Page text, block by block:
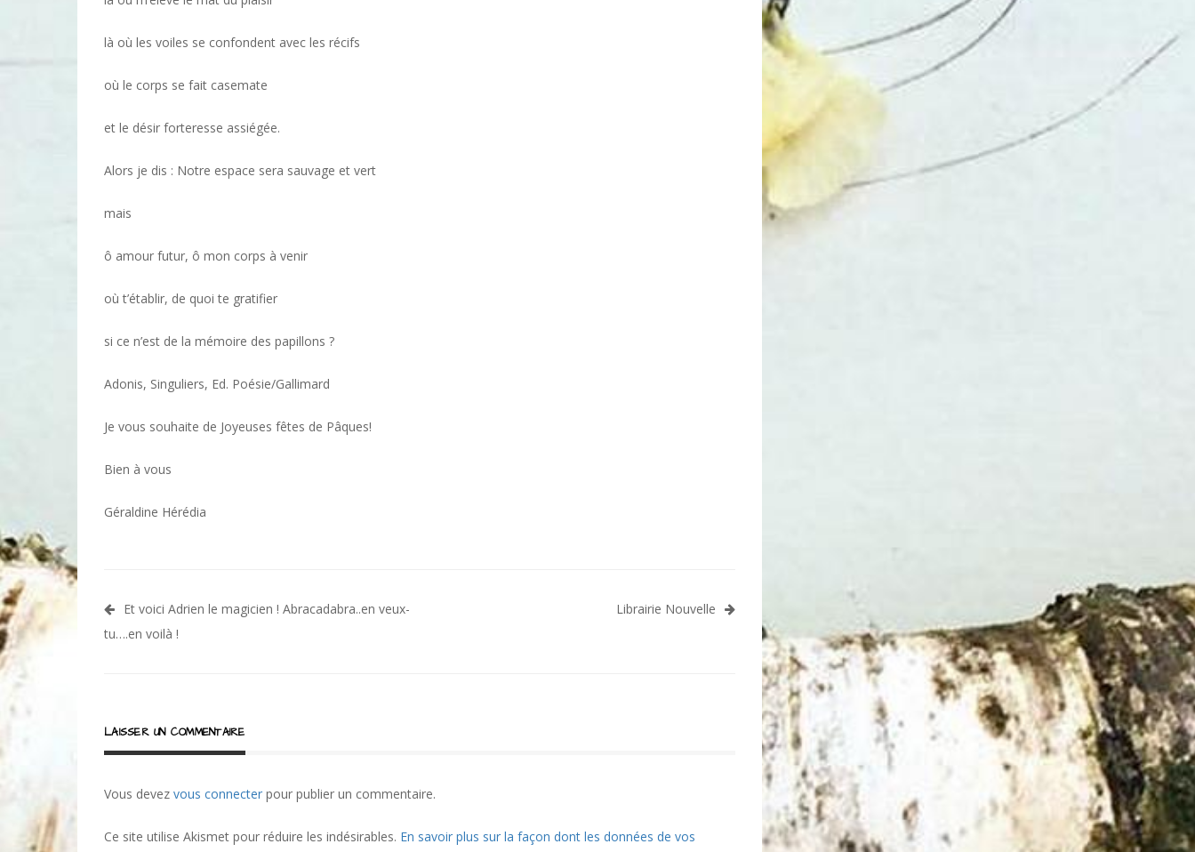
là où les voiles se confondent avec les récifs
où le corps se fait casemate
et le désir forteresse assiégée.
Alors je dis : Notre espace sera sauvage et vert
mais
ô amour futur, ô mon corps à venir
où t’établir, de quoi te gratifier
si ce n’est de la mémoire des papillons ?
Adonis, Singuliers, Ed. Poésie/Gallimard
Je vous souhaite de Joyeuses fêtes de Pâques!
Bien à vous
Géraldine Hérédia
Navigation
de
Et voici Adrien le magicien ! Abracadabra..en veux-
tu….en voilà !
Librairie Nouvelle
LAISSER UN COMMENTAIRE
Vous devez vous connecter pour publier un commentaire.
Ce site utilise Akismet pour réduire les indésirables. En savoir plus sur la façon dont les données de vos